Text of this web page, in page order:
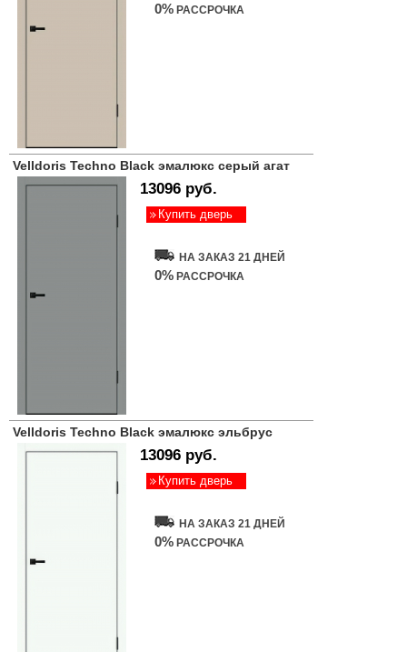
0% РАССРОЧКА
Velldoris Techno Black эмалюкс серый агат
13096 руб.
Купить дверь
НА ЗАКАЗ 21 ДНЕЙ
0% РАССРОЧКА
Velldoris Techno Black эмалюкс эльбрус
13096 руб.
Купить дверь
НА ЗАКАЗ 21 ДНЕЙ
0% РАССРОЧКА